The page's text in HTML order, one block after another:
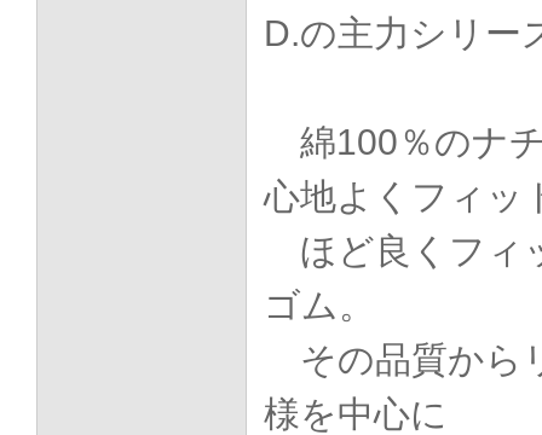
D.の主力シリー
綿100％のナ
心地よくフィッ
ほど良くフィ
ゴム。
その品質から
様を中心に